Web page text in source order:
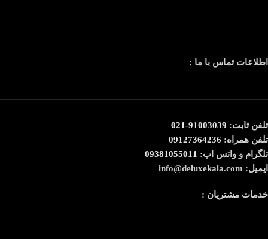
اطلاعات تماس با ما :
تلفن ثابت: 91003039-021
تلفن همراه: 09127364236
تلگرام و واتس اپ: 09381055011
ایمیل: info@deluxekala.com
خدمات مشتریان :